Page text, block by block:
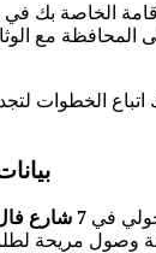
الخاصة بك
المحافظة مع
الخطوات
في 7 شارع فال، 78200 مانت-لا-جولي